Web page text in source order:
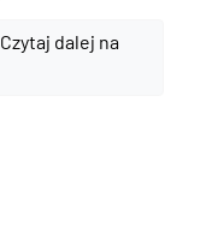
Czytaj dalej na